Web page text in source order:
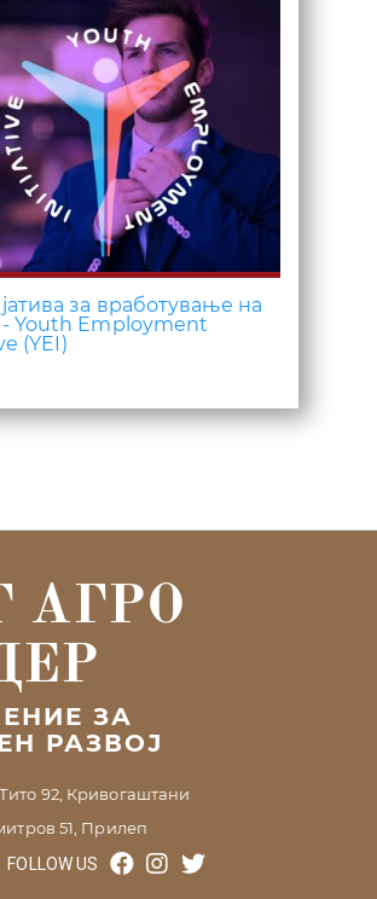
за вработување на
Youth Employment
(YEI)
АГРО
ЗА
РАЗВОЈ
92, Кривогаштани
51, Прилеп
FOLLOW US